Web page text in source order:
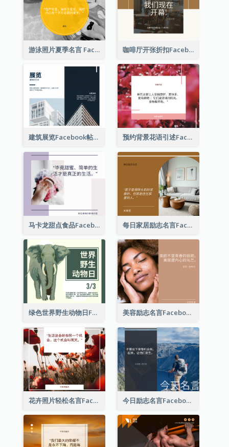
游泳照片夏季名言 Facebook 帖子 咖啡厅开张折扣Facebook帖子
建筑展览Facebook帖子 预约背景花语引述Facebook帖子
马卡龙甜点食品Facebook帖子 每日家居励志名言Facebook帖子
绿色世界野生动物日Facebook帖子 美容励志名言Facebook帖子
花卉照片轻松名言Facebook帖子 今日励志名言Facebook帖子